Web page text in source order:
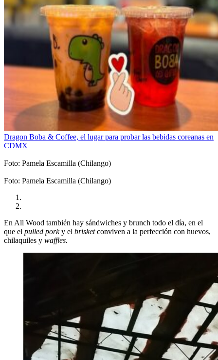
Dragon Boba & Coffee, el lugar para probar las bebidas coreanas en
CDMX
Foto: Pamela Escamilla (Chilango)
Foto: Pamela Escamilla (Chilango)
En All Wood también hay sándwiches y brunch todo el día, en el
que el pulled porky el brisketconviven a la perfección con huevos,
chilaquiles y waffles.